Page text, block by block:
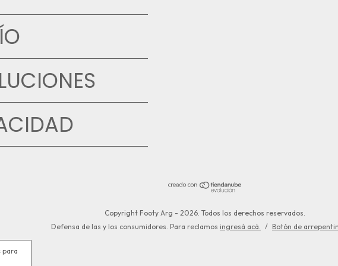
para
Copyright Footy Arg - 2026. Todos los derechos reservados.
Defensa de las y los consumidores. Para reclamos ingresá acá. / Botón de